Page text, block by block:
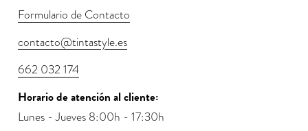
Formulario de Contacto
contacto@tintastyle.es
662 032 174
Horario de atención al cliente:
Lunes - Jueves 8:00h - 17:30h